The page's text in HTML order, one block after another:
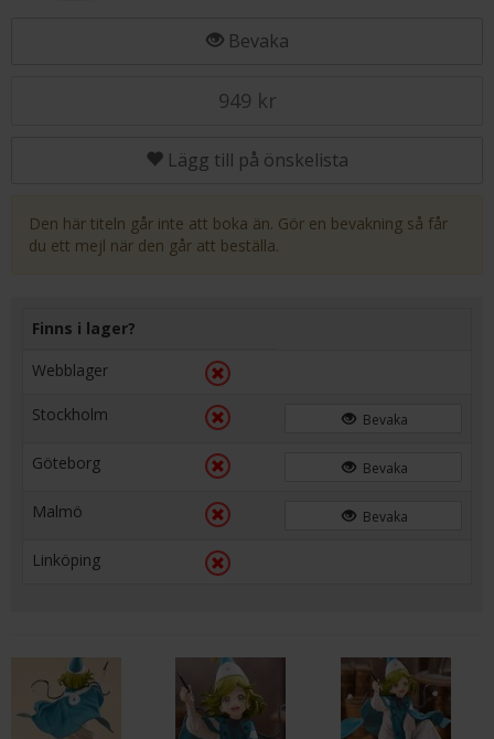
Bevaka
949 kr
Lägg till på önskelista
Den här titeln går inte att boka än. Gör en bevakning så får
du ett mejl när den går att beställa.
Finns i lager?
Webblager
Stockholm Bevaka
Göteborg Bevaka
Malmö Bevaka
Linköping